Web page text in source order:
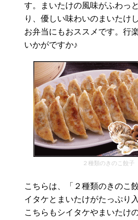
す。まいたけの風味がふわっ
り、優しい味わいのまいたけ
お弁当にもおススメです。行
いかがですか♪
２種類のきのこ餃子
こちらは、「２種類のきのこ
イタケとまいたけがたっぷり
こちらもシイタケやまいたけ